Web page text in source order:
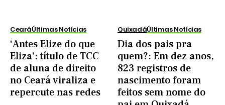
CearáÚltimas Notícias
‘Antes Elize do que
Eliza’: título de TCC
de aluna de direito
no Ceará viraliza e
repercute nas redes
QuixadáÚltimas Notícias
Dia dos pais pra
quem?: Em dez anos,
823 registros de
nascimento foram
feitos sem nome do